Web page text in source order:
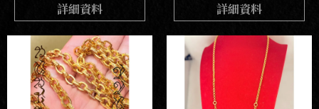
詳細資料 詳細資料